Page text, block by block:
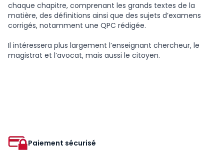
chaque chapitre, comprenant les grands textes de la
matière, des définitions ainsi que des sujets d’examens
corrigés, notamment une QPC rédigée.
Il intéressera plus largement l’enseignant chercheur, le
magistrat et l’avocat, mais aussi le citoyen.
Paiement sécurisé